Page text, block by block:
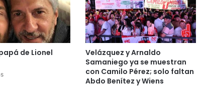
de Lionel
Velázquez y Arnaldo
Samaniego ya se muestran
con Camilo Pérez; solo faltan
Abdo Benítez y Wiens